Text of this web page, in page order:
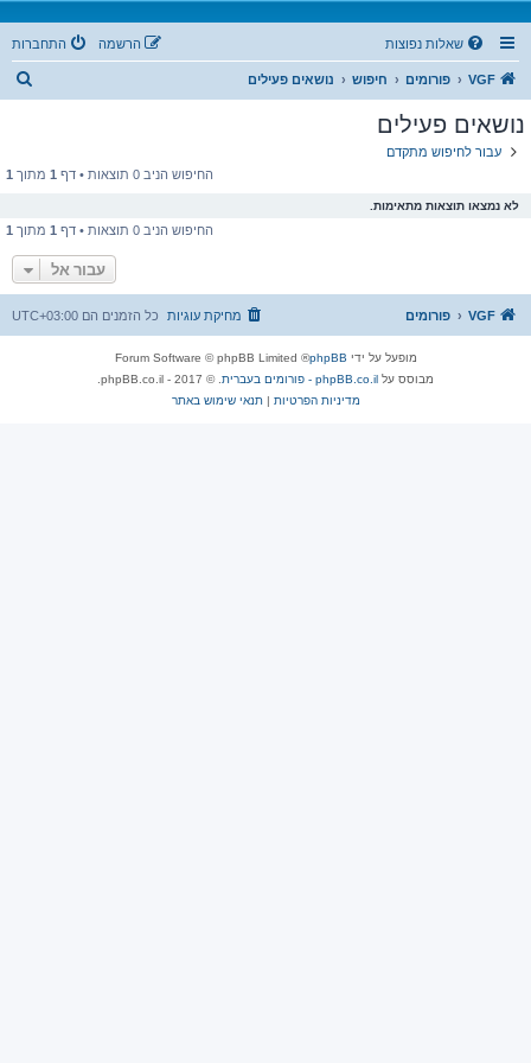
שאלות נפוצות התחברות הרשמה
VGF פורומים חיפוש נושאים פעילים
נושאים פעילים
עבור לחיפוש מתקדם
החיפוש הניב 0 תוצאות • דף
1 מתוך 1
לא נמצאו תוצאות מתאימות.
החיפוש הניב 0 תוצאות • דף 1 מתוך 1
עבור אל
VGF פורומים כל הזמנים הם UTC+03:00 מחיקת עוגיות
מופעל על ידי phpBB
® Forum Software © phpBB Limited
מבוסס על phpBB.co.il - פורומים בעברית
. © 2017 - phpBB.co.il.
מדיניות הפרטיות |תנאי שימוש באתר